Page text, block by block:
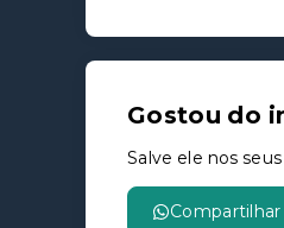
Gostou do
Salve ele nos